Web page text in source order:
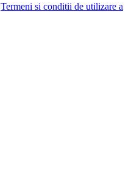
Termeni si conditii de utilizare a